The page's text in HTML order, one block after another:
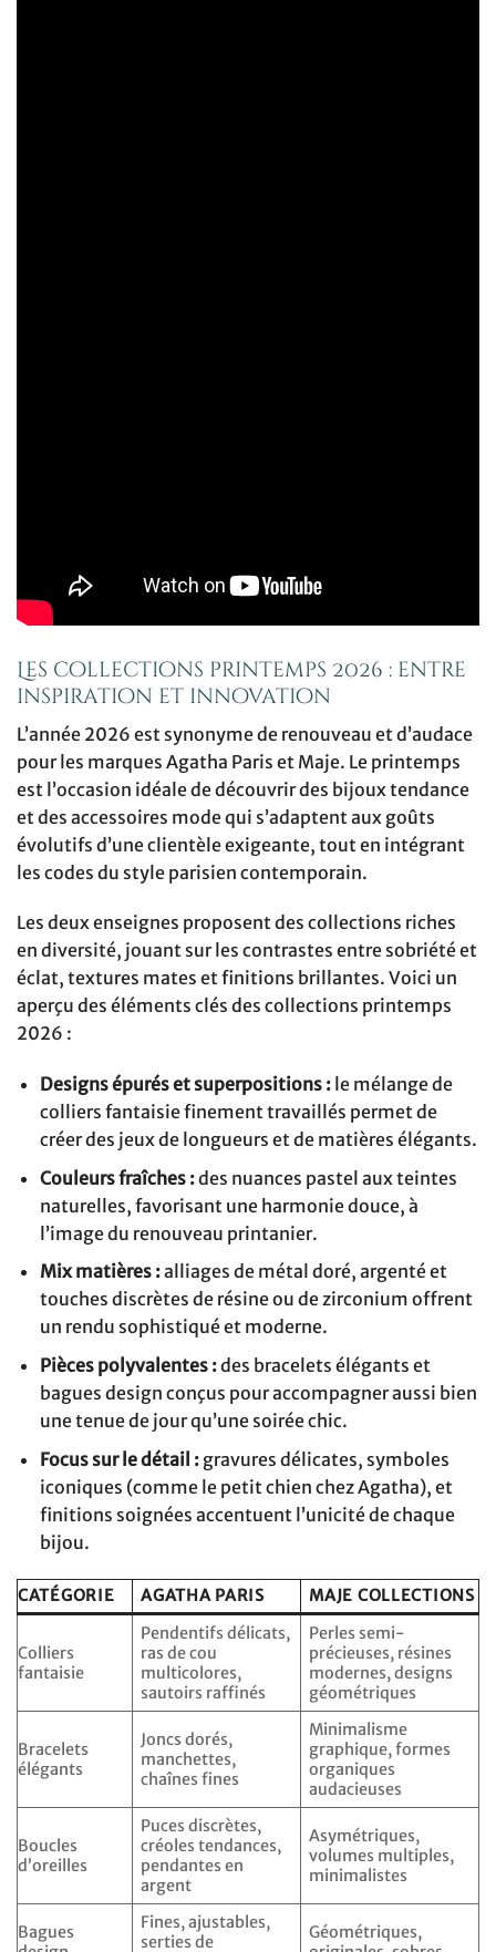
Les collections printemps 2026 : entre
inspiration et innovation
L’année 2026 est synonyme de renouveau et d’audace
pour les marques Agatha Paris et Maje. Le printemps
est l’occasion idéale de découvrir des bijoux tendance
et des accessoires mode qui s’adaptent aux goûts
évolutifs d’une clientèle exigeante, tout en intégrant
les codes du style parisien contemporain.
Les deux enseignes proposent des collections riches
en diversité, jouant sur les contrastes entre sobriété et
éclat, textures mates et finitions brillantes. Voici un
aperçu des éléments clés des collections printemps
2026 :
Designs épurés et superpositions :le mélange de
colliers fantaisie finement travaillés permet de
créer des jeux de longueurs et de matières élégants.
Couleurs fraîches :des nuances pastel aux teintes
naturelles, favorisant une harmonie douce, à
l’image du renouveau printanier.
Mix matières :alliages de métal doré, argenté et
touches discrètes de résine ou de zirconium offrent
un rendu sophistiqué et moderne.
Pièces polyvalentes :des bracelets élégants et
bagues design conçus pour accompagner aussi bien
une tenue de jour qu’une soirée chic.
Focus sur le détail :gravures délicates, symboles
iconiques (comme le petit chien chez Agatha), et
finitions soignées accentuent l’unicité de chaque
bijou.
CATÉGORIE AGATHA PARIS MAJE COLLECTIONS
Colliers
fantaisie
Pendentifs délicats,
ras de cou
multicolores,
sautoirs raffinés
Perles semi-
précieuses, résines
modernes, designs
géométriques
Bracelets
élégants
Joncs dorés,
manchettes,
chaînes fines
Minimalisme
graphique, formes
organiques
audacieuses
Boucles
d’oreilles
Puces discrètes,
créoles tendances,
pendantes en
argent
Asymétriques,
volumes multiples,
minimalistes
Bagues
Fines, ajustables,
serties de
Géométriques,